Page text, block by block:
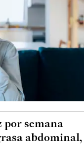
por semana
abdominal,